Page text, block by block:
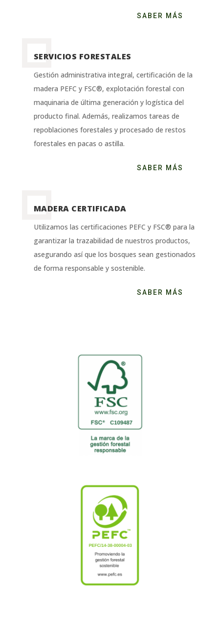
SABER MÁS
SERVICIOS FORESTALES
Gestión administrativa integral, certificación de la
madera PEFC y FSC®, explotación forestal con
maquinaria de última generación y logística del
producto final. Además, realizamos tareas de
repoblaciones forestales y procesado de restos
forestales en pacas o astilla.
SABER MÁS
MADERA CERTIFICADA
Utilizamos las certificaciones PEFC y FSC® para la
garantizar la trazabilidad de nuestros productos,
asegurando así que los bosques sean gestionados
de forma responsable y sostenible.
SABER MÁS